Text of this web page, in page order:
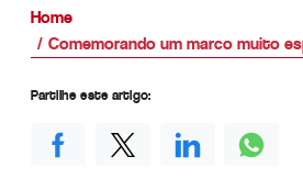
Home
Comemorando um marco muito
Partilhe este artigo: